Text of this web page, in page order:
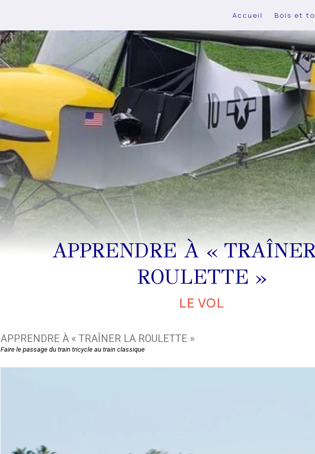
Accueil Bois et
APPRENDRE À «
ROULETTE »
LE VOL
APPRENDRE À « TRAÎNER LA ROULETTE »
Faire le passage du train tricycle au train classique